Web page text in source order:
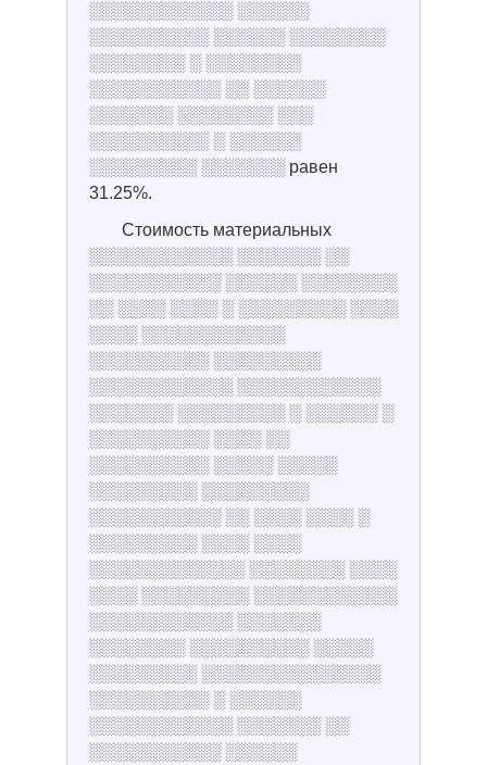
░░░░░░░░░░░░ ░░░░░░
░░░░░░░░░░ ░░░░░░ ░░░░░░░░
░░░░░░░░ ░ ░░░░░░░░
░░░░░░░░░░░ ░░ ░░░░░░
░░░░░░░ ░░░░░░░░ ░░░
░░░░░░░░░░ ░ ░░░░░░
░░░░░░░░░ ░░░░░░░ равен
31.25%.
Стоимость материальных
░░░░░░░░░░░░ ░░░░░░░ ░░
░░░░░░░░░░░ ░░░░░░ ░░░░░░░░
░░ ░░░░ ░░░░ ░ ░░░░░░░░░ ░░░░
░░░░ ░░░░░░░░░░░░
░░░░░░░░░░ ░░░░░░░░░
░░░░░░░░░░░░ ░░░░░░░░░░░░
░░░░░░░ ░░░░░░░░░ ░ ░░░░░░ ░
░░░░░░░░░░ ░░░░ ░░
░░░░░░░░░░ ░░░░░ ░░░░░
░░░░░░░░░ ░░░░░░░░░
░░░░░░░░░░░ ░░ ░░░░ ░░░░ ░
░░░░░░░░░ ░░░░ ░░░░
░░░░░░░░░░░░░ ░░░░░░░░ ░░░░
░░░░ ░░░░░░░░░ ░░░░░░░░░░░░
░░░░░░░░░░░░ ░░░░░░░
░░░░░░░░ ░░░░░░░░░░ ░░░░░
░░░░░░░░░ ░░░░░░░░░░░░░░░
░░░░░░░░░░ ░ ░░░░░░
░░░░░░░░░░░░ ░░░░░░░ ░░
░░░░░░░░░░░ ░░░░░░